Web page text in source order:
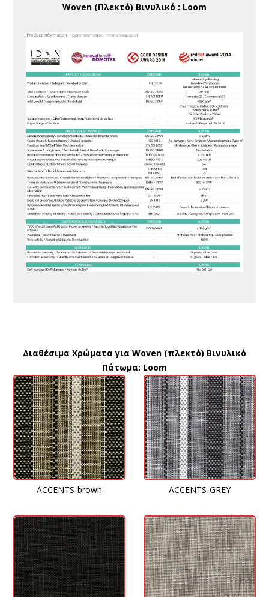
Woven (Πλεκτό) Βινυλικό : Loom
Διαθέσιμα Χρώματα για Woven (πλεκτό) Βινυλικό
Πάτωμα: Loom
ACCENTS-brown ACCENTS-GREY